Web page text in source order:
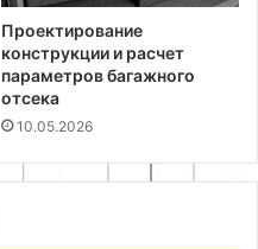
Проектирование
конструкции и расчет
параметров багажного
отсека
10.05.2026